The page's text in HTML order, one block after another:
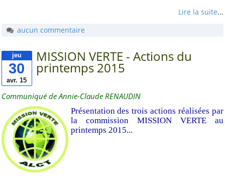
Lire la suite...
aucun commentaire
jeu
30
avr. 15
MISSION VERTE - Actions du
printemps 2015
Communiqué de Annie-Claude RENAUDIN
Présentation des trois actions réalisées par
la commission MISSION VERTE au
printemps 2015...